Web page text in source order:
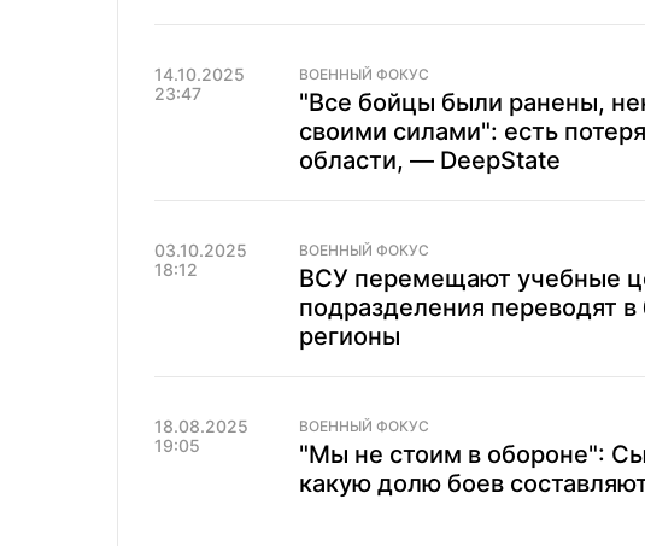
14.10.2025
23:47
ВОЕННЫЙ ФОКУС
"Все бойцы были ранены,
своими силами": есть
области, — DeepState
03.10.2025
18:12
ВОЕННЫЙ ФОКУС
ВСУ перемещают учебные
подразделения переводят
регионы
18.08.2025
19:05
ВОЕННЫЙ ФОКУС
"Мы не стоим в обороне":
какую долю боев